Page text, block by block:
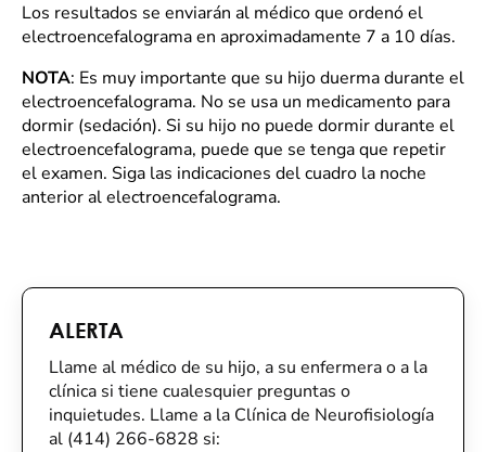
Los resultados se enviarán al médico que ordenó el
electroencefalograma en aproximadamente 7 a 10 días.
NOTA: Es muy importante que su hijo duerma durante el
electroencefalograma. No se usa un medicamento para
dormir (sedación). Si su hijo no puede dormir durante el
electroencefalograma, puede que se tenga que repetir
el examen. Siga las indicaciones del cuadro la noche
anterior al electroencefalograma.
ALERTA
Llame al médico de su hijo, a su enfermera o a la
clínica si tiene cualesquier preguntas o
inquietudes. Llame a la Clínica de Neurofisiología
al (414) 266-6828 si: